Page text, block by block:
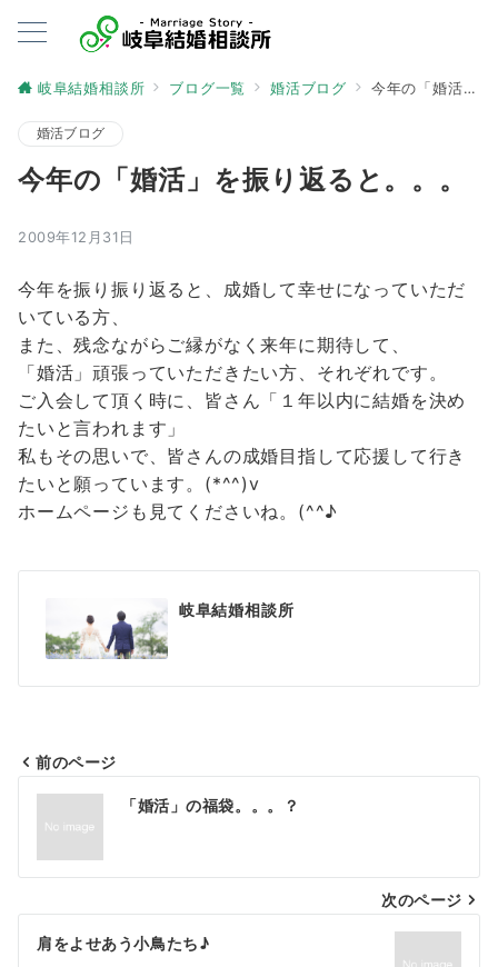
岐阜結婚相談所 ブログ一覧 婚活ブログ 今年の「婚活」を振り返ると。。。
婚活ブログ
今年の「婚活」を振り返ると。。。
2009年12月31日
今年を振り振り返ると、成婚して幸せになっていただ
いている方、
また、残念ながらご縁がなく来年に期待して、
「婚活」頑張っていただきたい方、それぞれです。
ご入会して頂く時に、皆さん「１年以内に結婚を決め
たいと言われます」
私もその思いで、皆さんの成婚目指して応援して行き
たいと願っています。(*^^)v
ホームページも見てくださいね。(^^♪
岐阜結婚相談所
投
ナ
ビ
ゲ
前のページ
「婚活」の福袋。。。？
次のページ
肩をよせあう小鳥たち♪